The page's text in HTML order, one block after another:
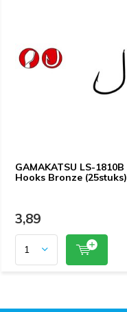
GAMAKATSU LS-1810B
Hooks Bronze (25stuks)
3,89